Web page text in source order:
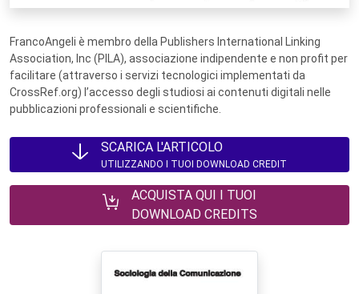
FrancoAngeli è membro della Publishers International Linking
Association, Inc (PILA), associazione indipendente e non profit per
facilitare (attraverso i servizi tecnologici implementati da
CrossRef.org) l’accesso degli studiosi ai contenuti digitali nelle
pubblicazioni professionali e scientifiche.
SCARICA L'ARTICOLO
UTILIZZANDO I TUOI DOWNLOAD CREDIT
ACQUISTA QUI I TUOI
DOWNLOAD CREDITS